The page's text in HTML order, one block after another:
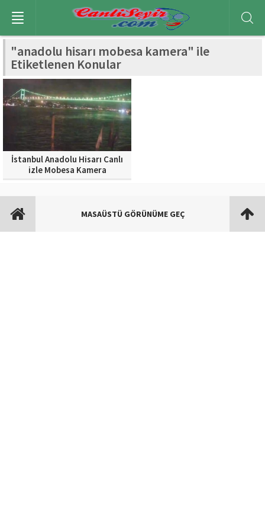
"anadolu hisarı mobesa kamera" ile
Etiketlenen Konular
İstanbul Anadolu Hisarı Canlı
izle Mobesa Kamera
MASAÜSTÜ GÖRÜNÜME GEÇ